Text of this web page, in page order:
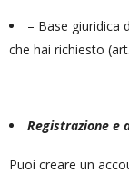
– Base giuridica
che hai richiesto
Registrazione e
Puoi creare un